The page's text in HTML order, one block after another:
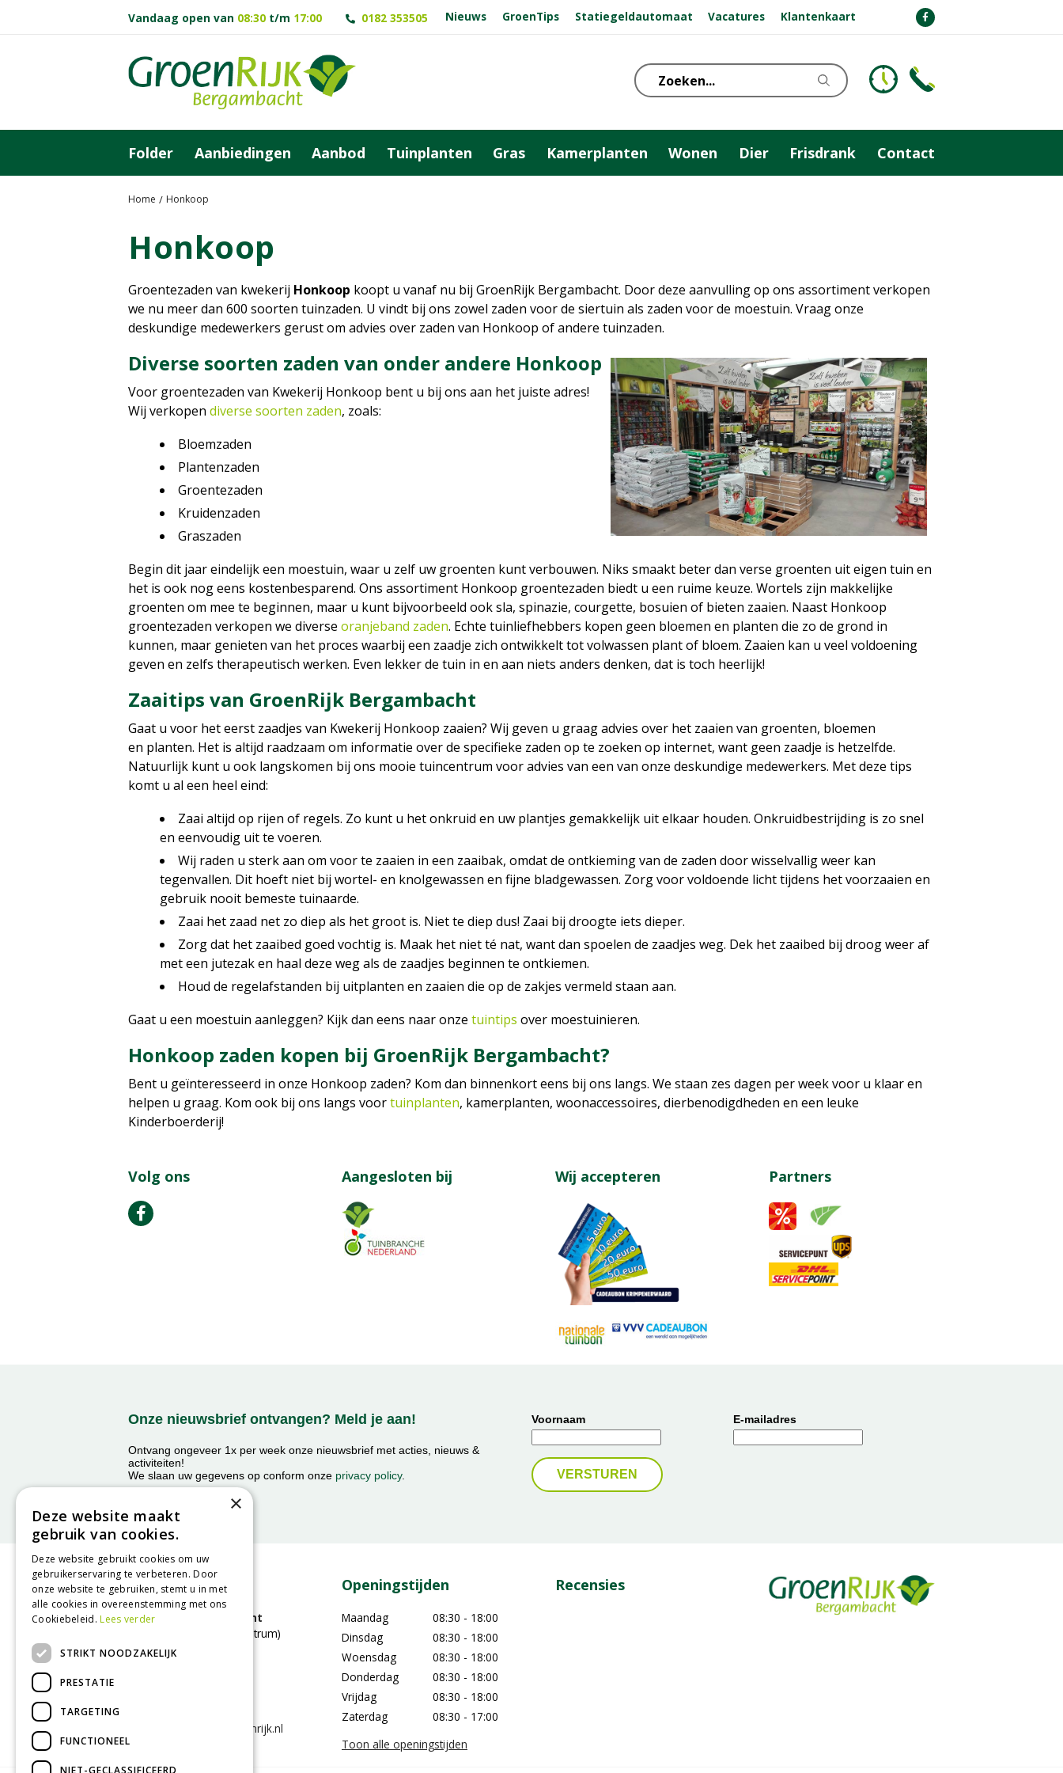
t
Home Honkoop
Vandaag open van 08:30 t/m 17:00 0182 353505 Nieuws GroenTips Statiegeldautomaat Vacatures Klantenkaart
Folder Aanbiedingen Aanbod Tuinplanten Gras Kamerplanten Wonen Dier Frisdrank Contact
Honkoop
Groentezaden van kwekerij Honkoop koopt u vanaf nu bij GroenRijk Bergambacht. Door deze aanvulling op ons assortiment verkopen
we nu meer dan 600 soorten tuinzaden. U vindt bij ons zowel zaden voor de siertuin als zaden voor de moestuin. Vraag onze
deskundige medewerkers gerust om advies over zaden van Honkoop of andere tuinzaden.
Diverse soorten zaden van onder andere Honkoop
Voor groentezaden van Kwekerij Honkoop bent u bij ons aan het juiste adres!
Wij verkopen diverse soorten zaden, zoals:
Bloemzaden
Plantenzaden
Groentezaden
Kruidenzaden
Graszaden
Begin dit jaar eindelijk een moestuin, waar u zelf uw groenten kunt verbouwen. Niks smaakt beter dan verse groenten uit eigen tuin en
het is ook nog eens kostenbesparend. Ons assortiment Honkoop groentezaden biedt u een ruime keuze. Wortels zijn makkelijke
groenten om mee te beginnen, maar u kunt bijvoorbeeld ook sla, spinazie, courgette, bosuien of bieten zaaien. Naast Honkoop
groentezaden verkopen we diverse oranjeband zaden. Echte tuinliefhebbers kopen geen bloemen en planten die zo de grond in
kunnen, maar genieten van het proces waarbij een zaadje zich ontwikkelt tot volwassen plant of bloem. Zaaien kan u veel voldoening
geven en zelfs therapeutisch werken. Even lekker de tuin in en aan niets anders denken, dat is toch heerlijk!
Zaaitips van GroenRijk Bergambacht
Gaat u voor het eerst zaadjes van Kwekerij Honkoop zaaien? Wij geven u graag advies over het zaaien van groenten, bloemen
en planten. Het is altijd raadzaam om informatie over de specifieke zaden op te zoeken op internet, want geen zaadje is hetzelfde.
Natuurlijk kunt u ook langskomen bij ons mooie tuincentrum voor advies van een van onze deskundige medewerkers. Met deze tips
komt u al een heel eind:
Zaai altijd op rijen of regels. Zo kunt u het onkruid en uw plantjes gemakkelijk uit elkaar houden. Onkruidbestrijding is zo snel
en eenvoudig uit te voeren.
Wij raden u sterk aan om voor te zaaien in een zaaibak, omdat de ontkieming van de zaden door wisselvallig weer kan
tegenvallen. Dit hoeft niet bij wortel- en knolgewassen en fijne bladgewassen. Zorg voor voldoende licht tijdens het voorzaaien en
gebruik nooit bemeste tuinaarde.
Zaai het zaad net zo diep als het groot is. Niet te diep dus! Zaai bij droogte iets dieper.
Zorg dat het zaaibed goed vochtig is. Maak het niet té nat, want dan spoelen de zaadjes weg. Dek het zaaibed bij droog weer af
met een jutezak en haal deze weg als de zaadjes beginnen te ontkiemen.
Houd de regelafstanden bij uitplanten en zaaien die op de zakjes vermeld staan aan.
Gaat u een moestuin aanleggen? Kijk dan eens naar onze tuintips over moestuinieren.
Honkoop zaden kopen bij GroenRijk Bergambacht?
Bent u geïnteresseerd in onze Honkoop zaden? Kom dan binnenkort eens bij ons langs. We staan zes dagen per week voor u klaar en
helpen u graag. Kom ook bij ons langs voortuinplanten, kamerplanten, woonaccessoires, dierbenodigdheden en een leuke
Kinderboerderij!
Volg ons Aangesloten bij Wij accepteren Partners
Onze nieuwsbrief ontvangen? Meld je aan!
Ontvang ongeveer 1x per week onze nieuwsbrief met acties, nieuws &
activiteiten!
We slaan uw gegevens op conform onze privacy policy.
Voornaam E-mailadres
Contact
GroenRijk Bergambacht
(voorheen Stouts tuincentrum)
Benedenberg 21A
info@bergambacht.groenrijk.nl
Openingstijden
Maandag
08:30 - 18:00
Dinsdag
08:30 - 18:00
Woensdag
08:30 - 18:00
Donderdag
08:30 - 18:00
Vrijdag
08:30 - 18:00
Zaterdag
08:30 - 17:00
Toon alle openingstijden
Recensies
×
Deze website maakt
gebruik van cookies.
Deze website gebruikt cookies om uw
gebruikerservaring te verbeteren. Door
onze website te gebruiken, stemt u in met
alle cookies in overeenstemming met ons
Cookiebeleid.Lees verder
STRIKT NOODZAKELIJK
PRESTATIE
TARGETING
FUNCTIONEEL
NIET-GECLASSIFICEERD